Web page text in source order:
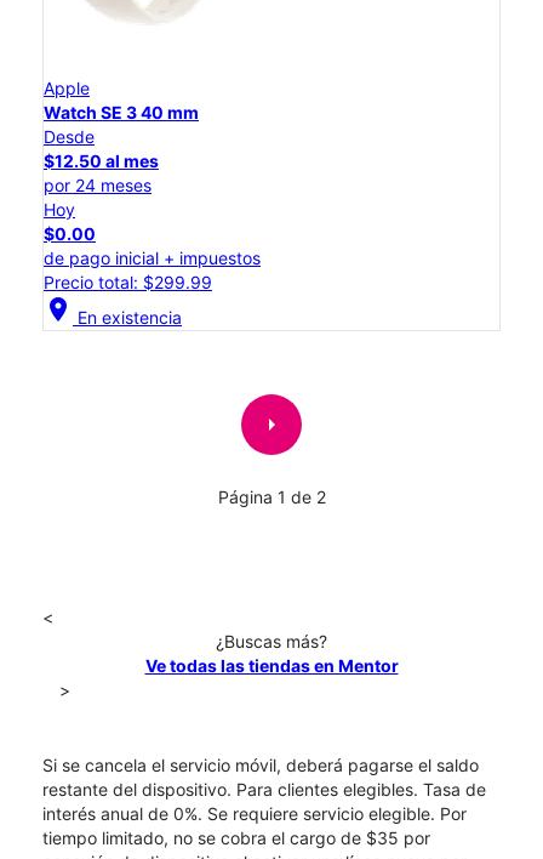
Apple
Watch SE 3 40 mm
Desde
$12.50 al mes
por 24 meses
Hoy
$0.00
de pago inicial + impuestos
Precio total: $299.99
location_on En existencia
arrow_right
Página 1 de 2
<
¿Buscas más?
Ve todas las tiendas en Mentor
>
Si se cancela el servicio móvil, deberá pagarse el saldo
restante del dispositivo. Para clientes elegibles. Tasa de
interés anual de 0%. Se requiere servicio elegible. Por
tiempo limitado, no se cobra el cargo de $35 por